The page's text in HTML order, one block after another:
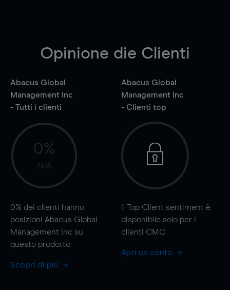
Opinione die Clienti
Abacus Global
Management Inc
- Tutti i clienti
0%
N/A
0% dei clienti hanno
posizioni Abacus Global
Management Inc su
questo prodotto
Scopri di più
Abacus Global
Management Inc
- Clienti top
Il Top Client sentiment è
disponibile solo per i
clienti CMC
Apri un conto